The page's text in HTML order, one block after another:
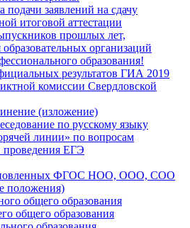
подачи заявлений на сдачу
итоговой аттестации
прошлых лет,
организаций
образования!
результатов ГИА 2019
комиссии Свердловской
(изложение)
по русскому языку
линии» по вопросам
проведения ЕГЭ
ФГОС НОО, ООО, СОО
общего образования
общего образования